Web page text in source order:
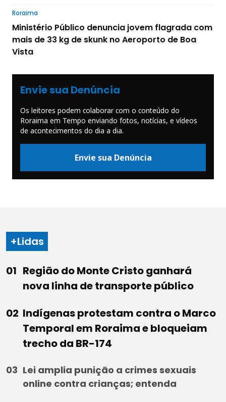
Roraima
Ministério Público denuncia jovem flagrada com
mais de 33 kg de skunk no Aeroporto de Boa
Vista
Envie sua Denúncia
Os leitores podem colaborar com o conteúdo do
Roraima em Tempo enviando fotos, notícias, e vídeos
de acontecimentos do dia a dia.
Envie sua Denúncia
+Lidas
Região do Monte Cristo ganhará
nova linha de transporte público
Indígenas protestam contra o Marco
Temporal em Roraima e bloqueiam
trecho da BR-174
Lei amplia punição a crimes sexuais
online contra crianças; entenda